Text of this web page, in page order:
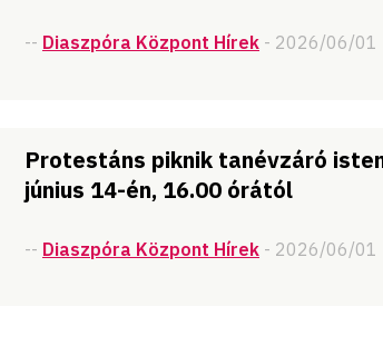
-- Diaszpóra Központ Hírek - 2026/06/01
Protestáns piknik tanévzáró
június 14-én, 16.00 órától
-- Diaszpóra Központ Hírek - 2026/06/01